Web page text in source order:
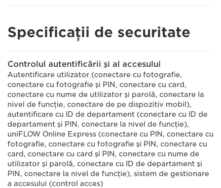
Specificaţii de securitate
Controlul autentificării şi al accesului
Autentificare utilizator (conectare cu fotografie,
conectare cu fotografie şi PIN, conectare cu card,
conectare cu nume de utilizator şi parolă, conectare la
nivel de funcţie, conectare de pe dispozitiv mobil),
autentificare cu ID de departament (conectare cu ID de
departament şi PIN, conectare la nivel de funcţie),
uniFLOW Online Express (conectare cu PIN, conectare cu
fotografie, conectare cu fotografie şi PIN, conectare cu
card, conectare cu card şi PIN, conectare cu nume de
utilizator şi parolă, conectare cu ID de departament şi
PIN, conectare la nivel de funcţie), sistem de gestionare
a accesului (control acces)